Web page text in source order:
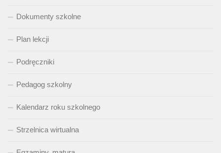
Dokumenty szkolne
Plan lekcji
Podręczniki
Pedagog szkolny
Kalendarz roku szkolnego
Strzelnica wirtualna